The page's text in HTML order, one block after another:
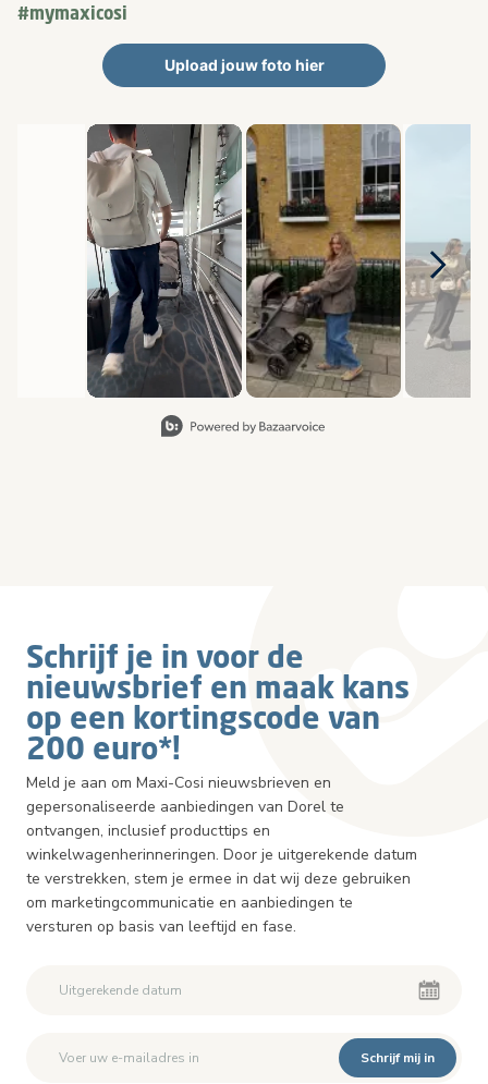
#mymaxicosi
Upload jouw foto hier
Media Gallerij
Carrousel met productfoto's. Gebruik de knoppen Vorige en
Schrijf je in voor de
nieuwsbrief en maak kans
op een kortingscode van
200 euro*!
Meld je aan om Maxi-Cosi nieuwsbrieven en
gepersonaliseerde aanbiedingen van Dorel te
ontvangen, inclusief producttips en
winkelwagenherinneringen. Door je uitgerekende datum
te verstrekken, stem je ermee in dat wij deze gebruiken
om marketingcommunicatie en aanbiedingen te
versturen op basis van leeftijd en fase.
Schrijf mij in